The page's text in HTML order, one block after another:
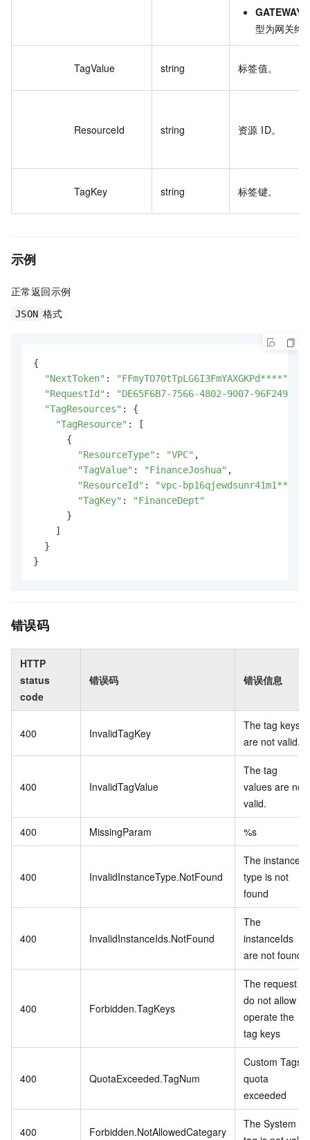
型为网关终
TagValue string 标签值。
ResourceId string 资源 ID。
TagKey string 标签键。
示例
正常返回示例
JSON 格式
{
"NextToken" : "FFmyTO70tTpLG6I3FmYAXGKPd****"
"RequestId" :
"DE65F6B7-7566-4802-9007-
"TagResources" : {
"TagResource" : [
      {
"ResourceType" : "VPC" ,
"TagValue" : "FinanceJoshua" ,
"ResourceId" : "vpc-bp16qjewdsunr41m1****"
"TagKey" :
"FinanceDept"
      }
    ]
  }
}
错误码
HTTP
status
code
错误码 错误信息
400 InvalidTagKey
The tag keys
are not valid.
400 InvalidTagValue
The tag
values are not
valid.
400 MissingParam %s
400 InvalidInstanceType.NotFound
The instance
type is not
found
400 InvalidInstanceIds.NotFound
The
instanceIds
are not found
400 Forbidden.TagKeys
The request
do not allow to
operate the
tag keys
400 QuotaExceeded.TagNum
Custom Tags
quota
exceeded
400 Forbidden.NotAllowedCategary
The System